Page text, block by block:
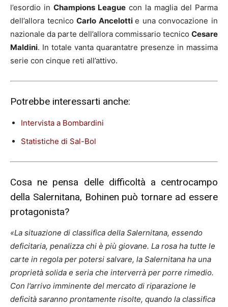
l’esordio inChampions League con la maglia del Parma
dell’allora tecnicoCarlo Ancelottie una convocazione in
nazionale da parte dell’allora commissario tecnico Cesare
Maldini. In totale vanta quarantatre presenze in massima
serie con cinque reti all’attivo.
Potrebbe interessarti anche:
Intervista a Bombardini
Statistiche di Sal-Bol
Cosa ne pensa delle difficoltà a centrocampo
della Salernitana, Bohinen può tornare ad essere
protagonista?
«La situazione di classifica della Salernitana, essendo
deficitaria, penalizza chi è più giovane. La rosa ha tutte le
carte in regola per potersi salvare, la Salernitana ha una
proprietà solida e seria che interverrà per porre rimedio.
Con l’arrivo imminente del mercato di riparazione le
deficità saranno prontamente risolte, quando la classifica